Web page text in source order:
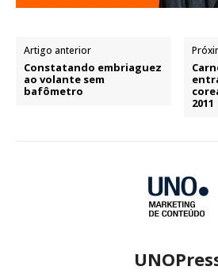
Artigo anterior
Constatando embriaguez
ao volante sem
bafômetro
2011